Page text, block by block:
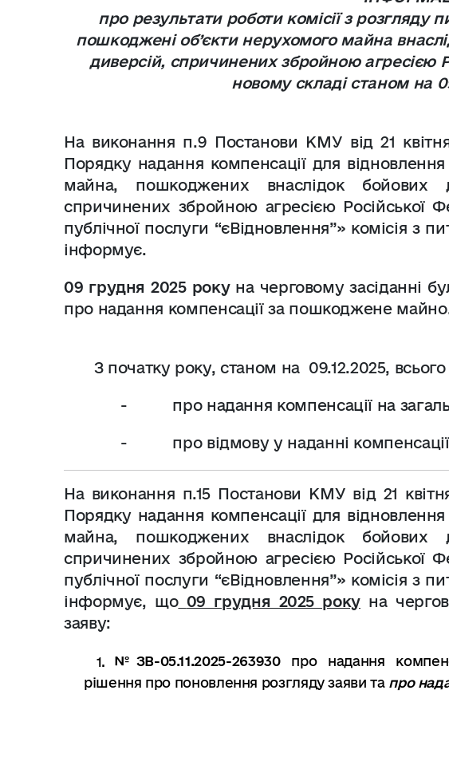
про результати роботи комісії з розгляду
пошкоджені об’єкти нерухомого майна
диверсій, спричинених збройною агресією
новому складі станом на
На виконання п.9 Постанови КМУ від 21
Порядку надання компенсації для
майна, пошкоджених внаслідок бойових
спричинених збройною агресією Російської
публічної послуги “єВідновлення”» комісія з
інформує.
09 грудня 2025 рокуна черговому засіданні
про надання компенсації за пошкоджене
З початку року, станом на 09.12.2025,
- про надання компенсації на
- про відмову у наданні
На виконання п.15 Постанови КМУ від 21
Порядку надання компенсації для
майна, пошкоджених внаслідок бойових
спричинених збройною агресією Російської
публічної послуги “єВідновлення”» комісія з
інформує, що 09 грудня 2025 року на
заяву:
№ ЗВ-05.11.2025-263930
про надання
рішення про поновлення розгляду заяви та про